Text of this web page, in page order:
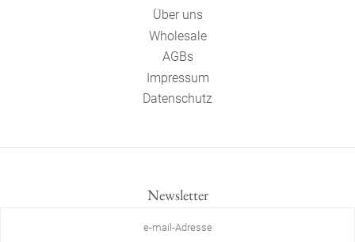
Über uns
Wholesale
AGBs
Impressum
Datenschutz
Newsletter